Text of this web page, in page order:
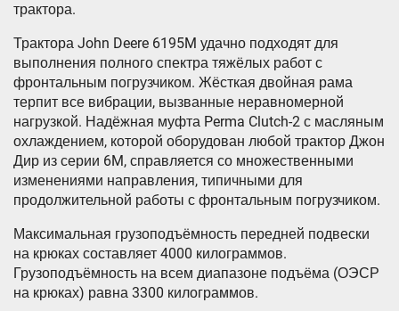
трактора.
Трактора John Deere 6195M удачно подходят для
выполнения полного спектра тяжёлых работ с
фронтальным погрузчиком. Жёсткая двойная рама
терпит все вибрации, вызванные неравномерной
нагрузкой. Надёжная муфта Perma Clutch-2 с масляным
охлаждением, которой оборудован любой трактор Джон
Дир из серии 6M, справляется со множественными
изменениями направления, типичными для
продолжительной работы с фронтальным погрузчиком.
Максимальная грузоподъёмность передней подвески
на крюках составляет 4000 килограммов.
Грузоподъёмность на всем диапазоне подъёма (ОЭСР
на крюках) равна 3300 килограммов.